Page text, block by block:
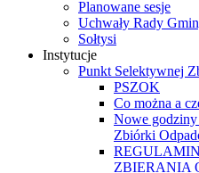
Planowane sesje
Uchwały Rady
Sołtysi
Instytucje
Punkt Selektywnej
PSZOK
Co można a
Nowe
Zbiórki
ZBIERANIA